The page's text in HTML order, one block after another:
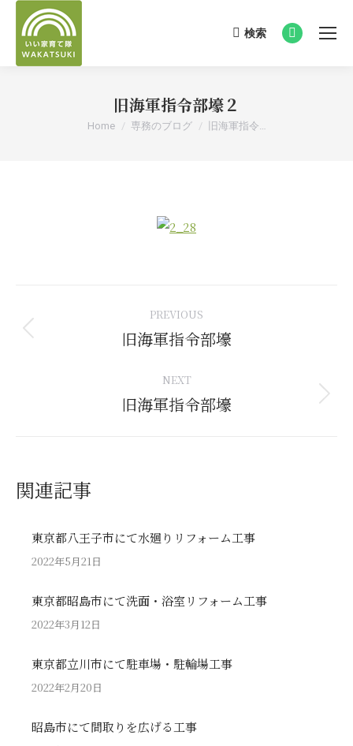
Search:
検索
Facebook
旧海軍指令部壕２
You are here:
Home 専務のブログ 旧海軍指令…
navigation
PREVIOUS
Previous
旧海軍指令部壕
NEXT
Next
旧海軍指令部壕
関連記事
東京都八王子市にて水廻りリフォーム工事
2022年5月21日
東京都昭島市にて洗面・浴室リフォーム工事
2022年3月12日
東京都立川市にて駐車場・駐輪場工事
2022年2月20日
昭島市にて間取りを広げる工事